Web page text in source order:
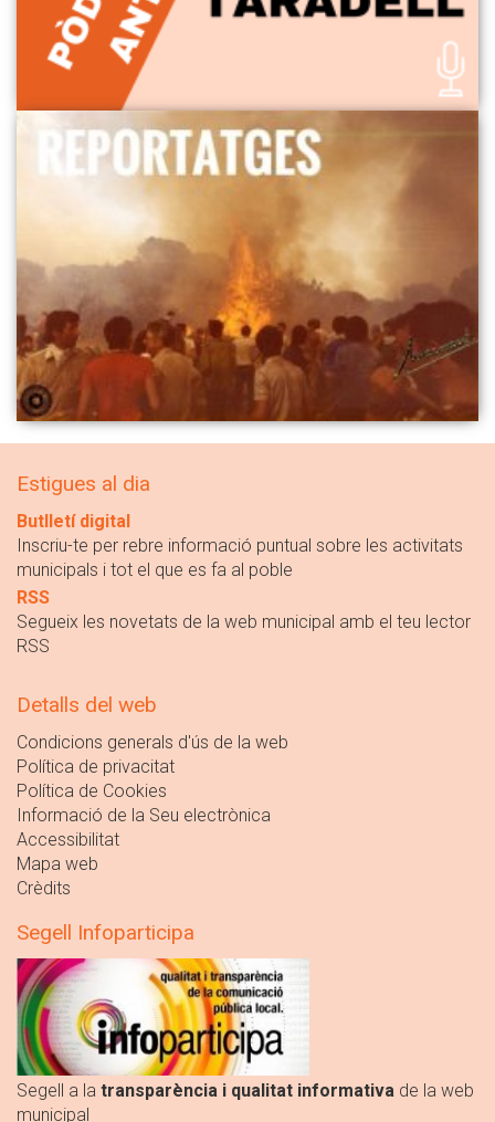
Estigues al dia
Butlletí digital
Inscriu-te per rebre informació puntual sobre les activitats
municipals i tot el que es fa al poble
RSS
Segueix les novetats de la web municipal amb el teu lector
RSS
Detalls del web
Condicions generals d'ús de la web
Política de privacitat
Política de Cookies
Informació de la Seu electrònica
Accessibilitat
Mapa web
Crèdits
Segell Infoparticipa
Segell a la transparència i qualitat informativa de la web
municipal